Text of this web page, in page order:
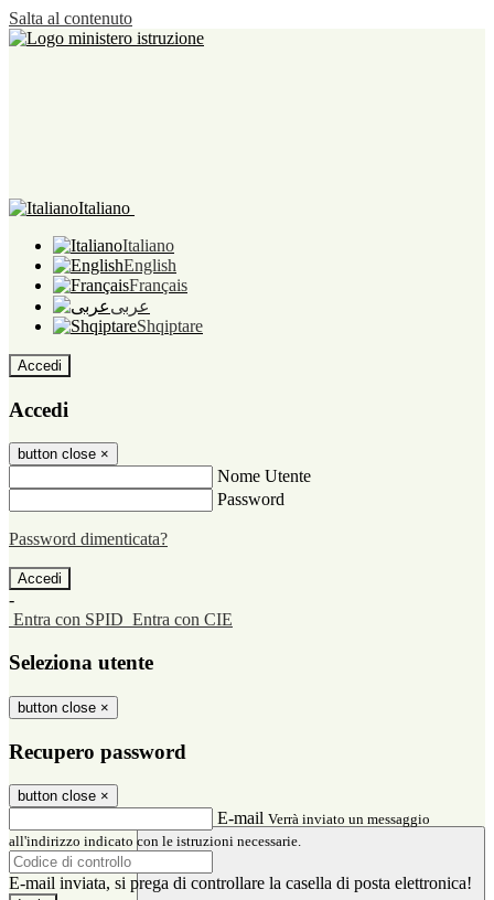
Salta al contenuto
Italiano
Italiano
English
Français
عربى
Shqiptare
Accedi
Accedi
button close ×
Nome Utente
Password
Password dimenticata?
-
Entra con SPID Entra con CIE
Seleziona utente
button close ×
Recupero password
button close ×
E-mail Verrà inviato un messaggio
all'indirizzo indicato con le istruzioni necessarie.
E-mail inviata, si prega di controllare la casella di posta elettronica!